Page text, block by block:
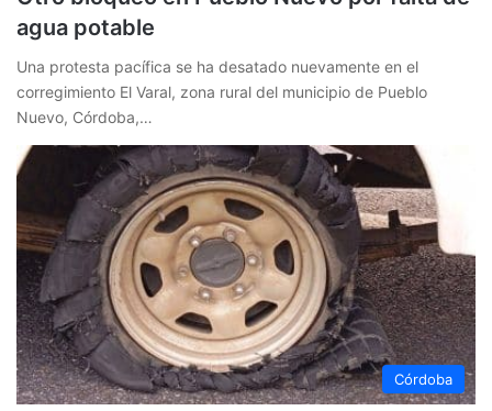
agua potable
Una protesta pacífica se ha desatado nuevamente en el
corregimiento El Varal, zona rural del municipio de Pueblo
Nuevo, Córdoba,…
Córdoba